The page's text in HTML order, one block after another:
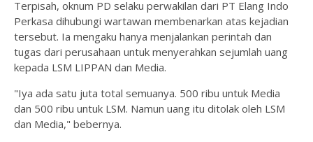
Terpisah, oknum PD selaku perwakilan dari PT Elang Indo
Perkasa dihubungi wartawan membenarkan atas kejadian
tersebut. Ia mengaku hanya menjalankan perintah dan
tugas dari perusahaan untuk menyerahkan sejumlah uang
kepada LSM LIPPAN dan Media.
"Iya ada satu juta total semuanya. 500 ribu untuk Media
dan 500 ribu untuk LSM. Namun uang itu ditolak oleh LSM
dan Media," bebernya.